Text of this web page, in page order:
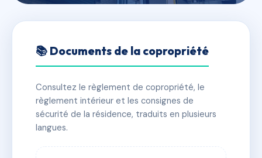
RESIDENCE LE CLOS DES
SABLONS 91300 MASSY
📍 90-90T av de la gare 91300 Massy
✓ Immatriculée 🏠 88 lots 🏗 3 bâtiment(s)
📞 Contacter Syndic Digital 💬 WhatsApp
📚 Documents de la copropriété
Consultez le règlement de copropriété, le
règlement intérieur et les consignes de
sécurité de la résidence, traduits en plusieurs
langues.